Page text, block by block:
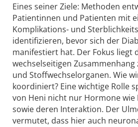
Eines seiner Ziele: Methoden
Patientinnen und Patienten mit
Komplikations- und
identifizieren, bevor sich der
manifestiert hat. Der Fokus liegt
wechselseitigen Zusammenhang
und Stoffwechselorganen. Wie
koordiniert? Eine wichtige Rolle
von Heni nicht nur Hormone wie
sowie deren Interaktion. Der
vermutet, dass hier auch